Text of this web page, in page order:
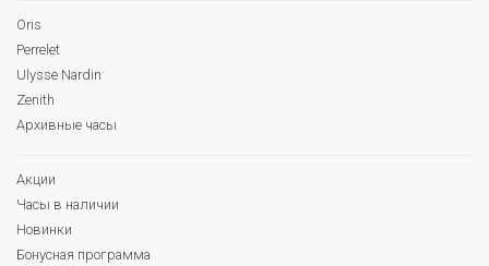
Oris
Perrelet
Ulysse Nardin
Zenith
Архивные часы
Акции
Часы в наличии
Новинки
Бонусная программа